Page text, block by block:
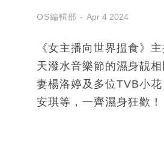
OS編輯部 Apr 4 2024
《女主播向世界揾食》
天潑水音樂節的濕身靚
妻楊洛婷及多位TVB小
安琪等，一齊濕身狂歡！